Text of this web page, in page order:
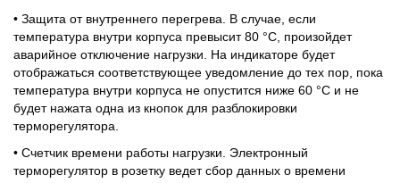
• Защита от внутреннего перегрева. В случае, если
температура внутри корпуса превысит 80 °С, произойдет
аварийное отключение нагрузки. На индикаторе будет
отображаться соответствующее уведомление до тех пор, пока
температура внутри корпуса не опустится ниже 60 °С и не
будет нажата одна из кнопок для разблокировки
терморегулятора.
• Счетчик времени работы нагрузки. Электронный
терморегулятор в розетку ведет сбор данных о времени